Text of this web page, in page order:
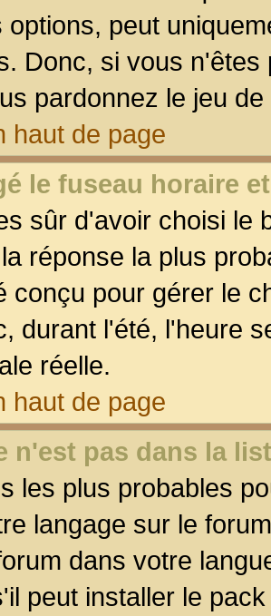
options, peut
Donc, si vous
pardonnez le jeu
haut de page
le fuseau horaire
sûr d'avoir choisi le
réponse la plus
conçu pour gérer le
durant l'été, l'heure
réelle.
haut de page
n'est pas dans la
les plus probables
langage sur le
dans votre
peut installer le